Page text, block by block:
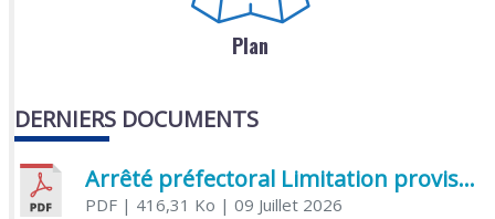
Plan
DERNIERS DOCUMENTS
Arrêté préfectoral Limitation provisoire des usages de l’eau
PDF| 416,31 Ko | 09 Juillet 2026